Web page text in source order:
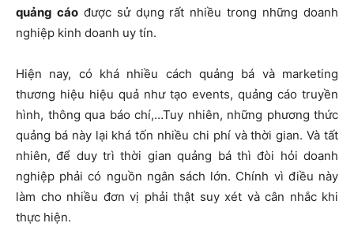
quảng cáođược sử dụng rất nhiều trong những doanh
nghiệp kinh doanh uy tín.
Hiện nay, có khá nhiều cách quảng bá và marketing
thương hiệu hiệu quả như tạo events, quảng cáo truyền
hình, thông qua báo chí,…Tuy nhiên, những phương thức
quảng bá này lại khá tốn nhiều chi phí và thời gian. Và tất
nhiên, để duy trì thời gian quảng bá thì đòi hỏi doanh
nghiệp phải có nguồn ngân sách lớn. Chính vì điều này
làm cho nhiều đơn vị phải thật suy xét và cân nhắc khi
thực hiện.